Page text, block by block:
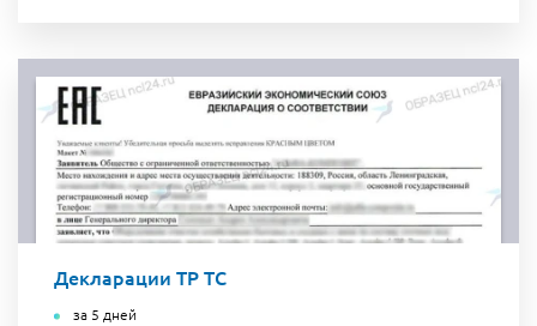
Декларации ТР ТС
за 5 дней